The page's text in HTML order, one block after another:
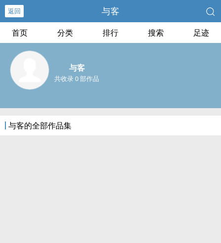
返回 与客
首页 分类 排行 搜索 足迹
与客
共收录 0 部作品
与客的全部作品集